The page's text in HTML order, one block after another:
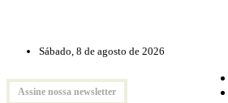
Sábado, 8 de agosto de 2026
Assine nossa newsletter